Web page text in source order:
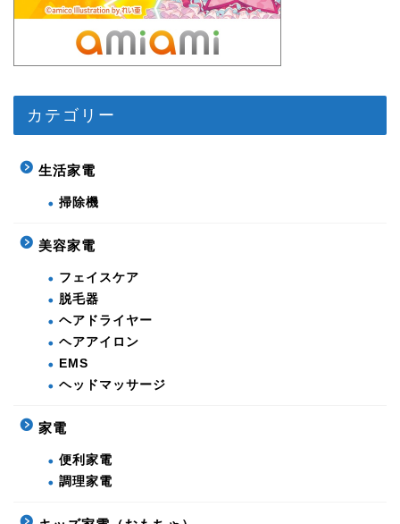
カテゴリー
生活家電
掃除機
美容家電
フェイスケア
脱毛器
ヘアドライヤー
ヘアアイロン
EMS
ヘッドマッサージ
家電
便利家電
調理家電